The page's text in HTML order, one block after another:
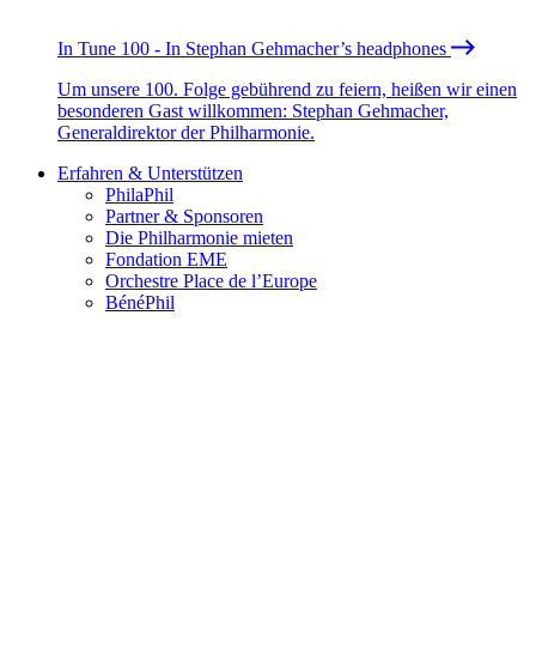
In Tune 100 - In Stephan Gehmacher’s headphones
Um unsere 100. Folge gebührend zu feiern, heißen wir einen
besonderen Gast willkommen: Stephan Gehmacher,
Generaldirektor der Philharmonie.
Erfahren & Unterstützen
PhilaPhil
Partner & Sponsoren
Die Philharmonie mieten
Fondation EME
Orchestre Place de l’Europe
BénéPhil